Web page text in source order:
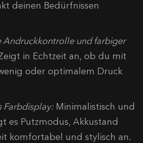
deinen Bedürfnissen
Andruckkontrolle und farbiger
in Echtzeit an, ob du mit
oder optimalem Druck
Farbdisplay:Minimalistisch und
es Putzmodus, Akkustand
komfortabel und stylisch an.